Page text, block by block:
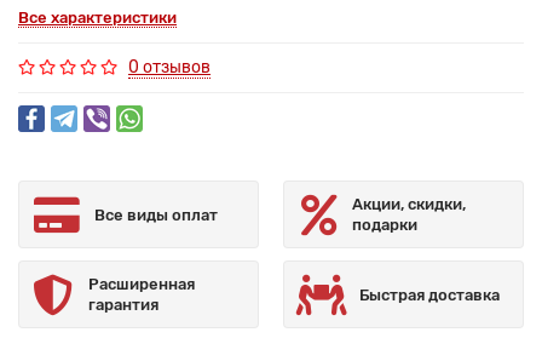
Все характеристики
0 отзывов
Все виды оплат
Акции, скидки,
подарки
Расширенная
гарантия
Быстрая доставка